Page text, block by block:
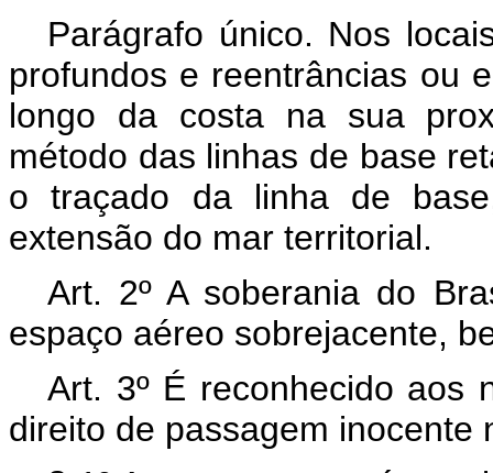
Parágrafo único. Nos
profundos e reentrâncias ou
longo da costa na sua
método das linhas de base
o traçado da linha de
extensão do mar territorial.
Art. 2º A soberania do
espaço aéreo sobrejacente,
Art. 3º É reconhecido aos
direito de passagem inocente